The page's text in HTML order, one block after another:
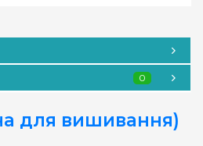
0
для вишивання)